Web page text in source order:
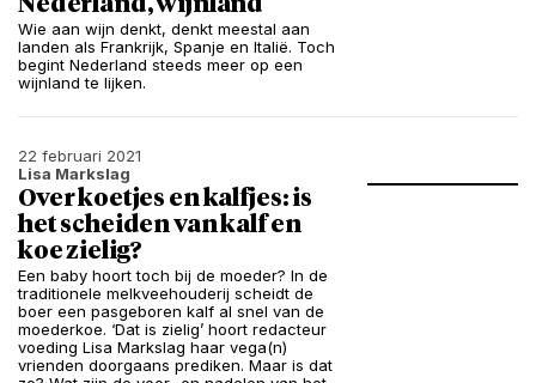
Nederland, wijnland
Wie aan wijn denkt, denkt meestal aan
landen als Frankrijk, Spanje en Italië. Toch
begint Nederland steeds meer op een
wijnland te lijken.
22 februari 2021
Lisa Markslag
Over koetjes en kalfjes: is
het scheiden van kalf en
koe zielig?
Een baby hoort toch bij de moeder? In de
traditionele melkveehouderij scheidt de
boer een pasgeboren kalf al snel van de
moederkoe. ‘Dat is zielig’ hoort redacteur
voeding Lisa Markslag haar vega(n)
vrienden doorgaans prediken. Maar is dat